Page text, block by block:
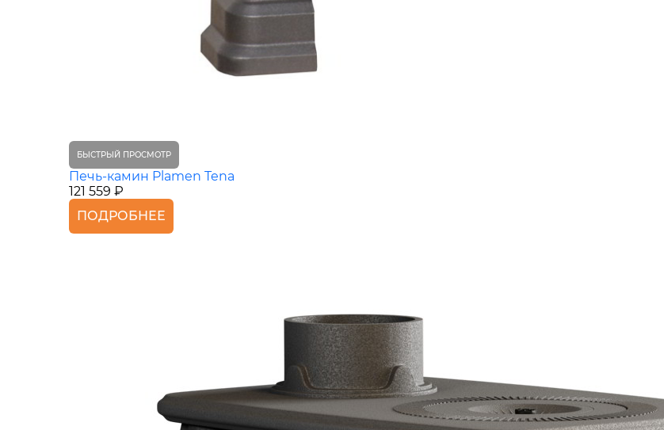
БЫСТРЫЙ ПРОСМОТР
Печь-камин Plamen Tena
121 559 ₽
ПОДРОБНЕЕ